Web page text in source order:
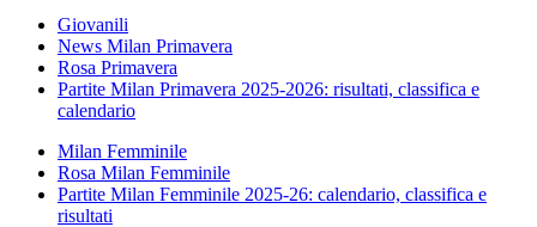
Giovanili
News Milan Primavera
Rosa Primavera
Partite Milan Primavera 2025-2026: risultati, classifica e
calendario
Milan Femminile
Rosa Milan Femminile
Partite Milan Femminile 2025-26: calendario, classifica e
risultati